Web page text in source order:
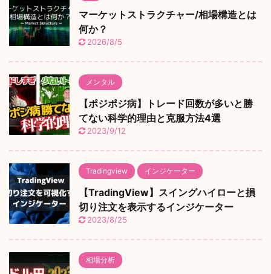
マーケットストラクチャー/相場構造とは
何か？
2026/8/5
メンタル
【ポジポジ病】トレード回数が多いと勝
てない科学的理由と克服方法4選
2023/9/12
Tradingview インジケーター
【TradingView】スイングハイローと損
切り注文を表示するインジケーター
2023/8/25
相場分析